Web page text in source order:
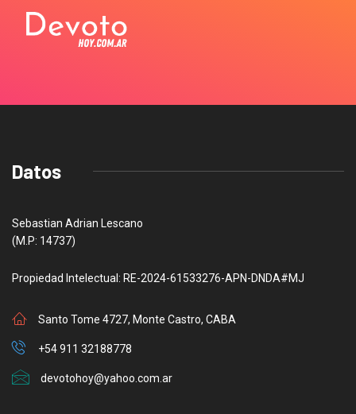
Datos
Sebastian Adrian Lescano
(M.P: 14737)
Propiedad Intelectual: RE-2024-61533276-APN-DNDA#MJ
Santo Tome 4727, Monte Castro, CABA
+54 911 32188778
devotohoy@yahoo.com.ar